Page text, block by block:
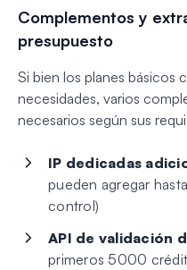
Complementos y
presupuesto
Si bien los planes básicos
necesidades, varios
necesarios según sus
IP dedicadas
pueden agregar
control)
API de validación
primeros 5000